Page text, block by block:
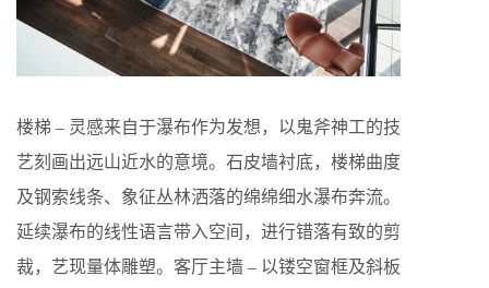
楼梯 – 灵感来自于瀑布作为发想，以鬼斧神工的技
艺刻画出远山近水的意境。石皮墙衬底，楼梯曲度
及钢索线条、象征丛林洒落的绵绵细水瀑布奔流。
延续瀑布的线性语言带入空间，进行错落有致的剪
裁，艺现量体雕塑。客厅主墙 – 以镂空窗框及斜板